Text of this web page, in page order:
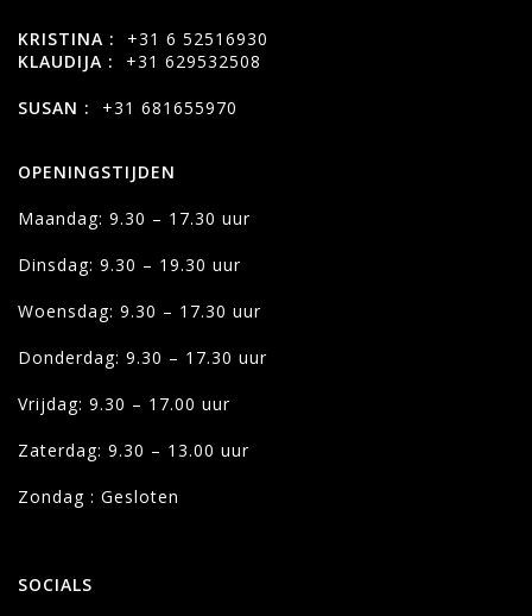
KRISTINA :
+31 6 52516930
KLAUDIJA :
+31 629532508
SUSAN : +31 681655970
OPENINGSTIJDEN
Maandag: 9.30 – 17.30 uur
Dinsdag: 9.30 – 19.30 uur
Woensdag: 9.30 – 17.30 uur
Donderdag: 9.30 – 17.30 uur
Vrijdag: 9.30 – 17.00 uur
Zaterdag: 9.30 – 13.00 uur
Zondag : Gesloten
SOCIALS